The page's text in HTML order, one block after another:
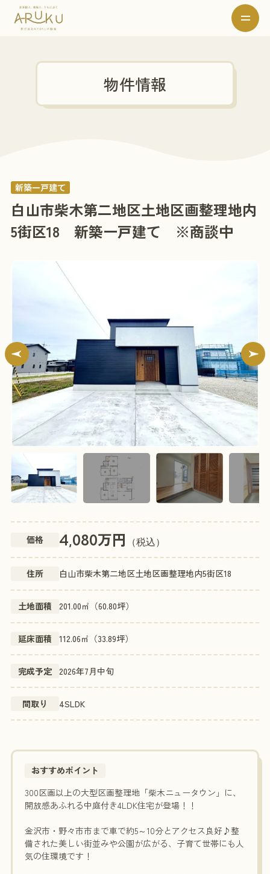
物件情報
新築一戸建て
白山市柴木第二地区土地区画整理地内
5街区18 新築一戸建て ※商談中
価格 4,080万円 （税込）
住所 白山市柴木第二地区土地区画整理地内5街区18
土地面積 201.00㎡（60.80坪）
延床面積 112.06㎡（33.89坪）
完成予定 2026年7月中旬
間取り 4SLDK
おすすめポイント
300区画以上の大型区画整理地「柴木ニュータウン」に、
開放感あふれる中庭付き4LDK住宅が登場！！
金沢市・野々市市まで車で約5～10分とアクセス良好♪整
備された美しい街並みや公園が広がる、子育て世帯にも人
気の住環境です！